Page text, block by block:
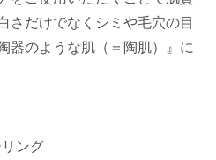
さだけでなくシミや毛穴の目
器のような肌（＝陶肌）』に
ング